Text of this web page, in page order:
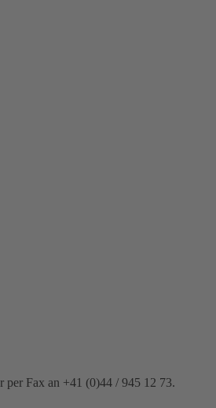
per Fax an +41 (0)44 / 945 12 73.